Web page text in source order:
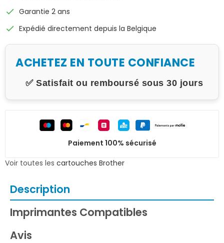
check Garantie 2 ans
check Expédié directement depuis la Belgique
ACHETEZ EN TOUTE CONFIANCE
✅ Satisfait ou remboursé sous 30 jours
Paiement 100% sécurisé
Voir toutes les cartouches Brother
Description
Imprimantes Compatibles
Avis